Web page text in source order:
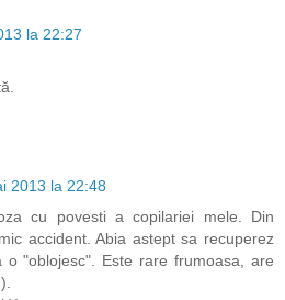
la 22:27
2013 la 22:48
cu povesti a copilariei mele. Din
accident. Abia astept sa recuperez
o "oblojesc". Este rare frumoasa, are